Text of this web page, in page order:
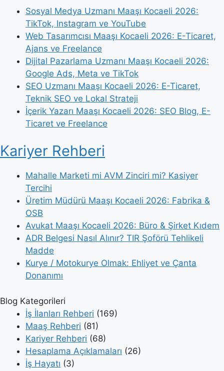
Sosyal Medya Uzmanı Maaşı Kocaeli 2026:
TikTok, Instagram ve YouTube
Web Tasarımcısı Maaşı Kocaeli 2026: E-Ticaret,
Ajans ve Freelance
Dijital Pazarlama Uzmanı Maaşı Kocaeli 2026:
Google Ads, Meta ve TikTok
SEO Uzmanı Maaşı Kocaeli 2026: E-Ticaret,
Teknik SEO ve Lokal Strateji
İçerik Yazarı Maaşı Kocaeli 2026: SEO Blog, E-
Ticaret ve Freelance
Kariyer Rehberi
Mahalle Marketi mi AVM Zinciri mi? Kasiyer
Tercihi
Üretim Müdürü Maaşı Kocaeli 2026: Fabrika &
OSB
Avukat Maaşı Kocaeli 2026: Büro & Şirket Kıdem
ADR Belgesi Nasıl Alınır? TIR Şoförü Tehlikeli
Madde
Kurye / Motokurye Olmak: Ehliyet ve Çanta
Donanımı
Blog Kategorileri
İş İlanları Rehberi (169)
Maaş Rehberi (81)
Kariyer Rehberi (68)
Hesaplama Açıklamaları (26)
İş Hayatı (3)